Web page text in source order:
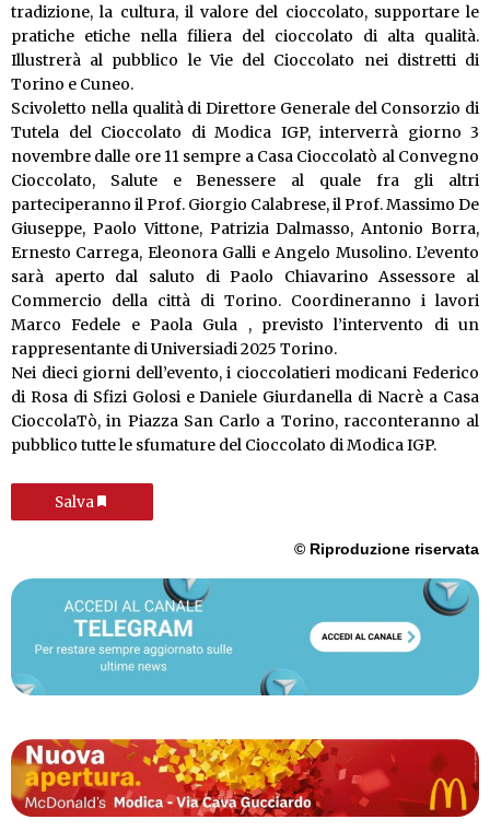
tradizione, la cultura, il valore del cioccolato, supportare le
pratiche etiche nella filiera del cioccolato di alta qualità.
Illustrerà al pubblico le Vie del Cioccolato nei distretti di
Torino e Cuneo.
Scivoletto nella qualità di Direttore Generale del Consorzio di
Tutela del Cioccolato di Modica IGP, interverrà giorno 3
novembre dalle ore 11 sempre a Casa Cioccolatò al Convegno
Cioccolato, Salute e Benessere al quale fra gli altri
parteciperanno il Prof. Giorgio Calabrese, il Prof. Massimo De
Giuseppe, Paolo Vittone, Patrizia Dalmasso, Antonio Borra,
Ernesto Carrega, Eleonora Galli e Angelo Musolino. L’evento
sarà aperto dal saluto di Paolo Chiavarino Assessore al
Commercio della città di Torino. Coordineranno i lavori
Marco Fedele e Paola Gula , previsto l’intervento di un
rappresentante di Universiadi 2025 Torino.
Nei dieci giorni dell’evento, i cioccolatieri modicani Federico
di Rosa di Sfizi Golosi e Daniele Giurdanella di Nacrè a Casa
CioccolaTò, in Piazza San Carlo a Torino, racconteranno al
pubblico tutte le sfumature del Cioccolato di Modica IGP.
Salva
© Riproduzione riservata